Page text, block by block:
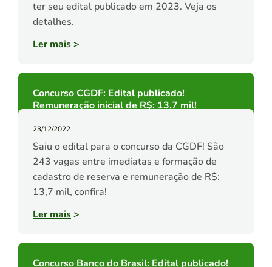
ter seu edital publicado em 2023. Veja os
detalhes.
Ler mais>
Concurso CGDF: Edital publicado!
Remuneração inicial de R$: 13,7 mil!
23/12/2022
Saiu o edital para o concurso da CGDF! São
243 vagas entre imediatas e formação de
cadastro de reserva e remuneração de R$:
13,7 mil, confira!
Ler mais>
Concurso Banco do Brasil: Edital publicado!